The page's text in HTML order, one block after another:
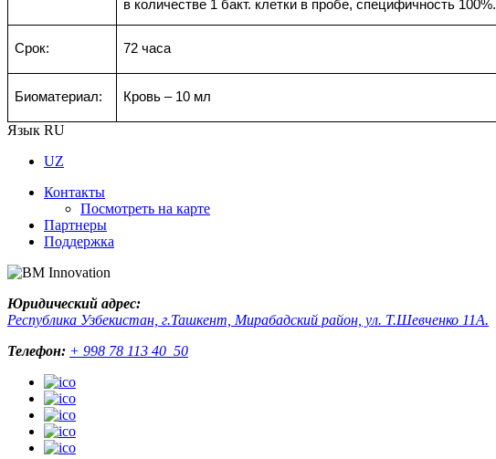
в количестве 1 бакт. клетки в пробе, специфичность 100%.
Срок: 72 часа
Биоматериал: Кровь – 10 мл
Язык RU
UZ
Контакты
Посмотреть на карте
Партнеры
Поддержка
Юридический адрес:
Республика Узбекистан, г.Ташкент, Мирабадский район, ул. Т.Шевченко 11А.
Телефон: + 998 78 113 40 50